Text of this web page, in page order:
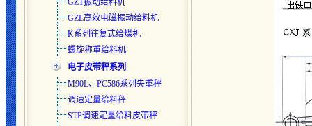
GZT振动给料机
GZL高效电磁振动给料机
K系列往复式给煤机
螺旋称重给料机
电子皮带秤系列
M90L、PC586系列失重秤
调速定量给料秤
STP调速定量给料皮带秤